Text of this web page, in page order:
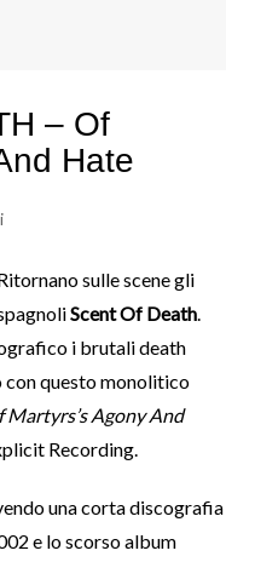
– Of
Hate
sulle scene gli
Scent Of Death.
i brutali death
questo monolitico
Martyrs’s Agony And
Recording.
una corta discografia
e lo scorso album